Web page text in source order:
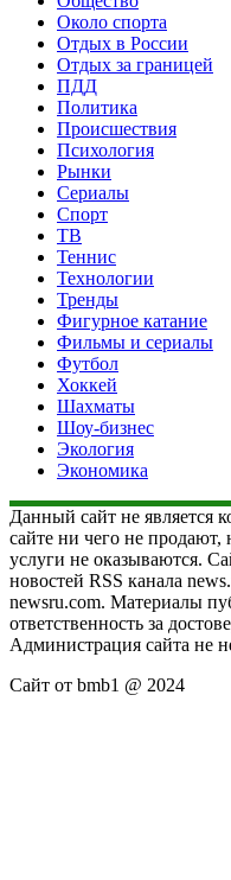
Около спорта
Отдых в России
Отдых за границей
ПДД
Политика
Происшествия
Психология
Рынки
Сериалы
Спорт
ТВ
Теннис
Технологии
Тренды
Фигурное катание
Фильмы и сериалы
Футбол
Хоккей
Шахматы
Шоу-бизнес
Экология
Экономика
Данный сайт не является
сайте ни чего не
услуги не оказываются.
новостей RSS канала
newsru.com. Материалы
ответственность за
Администрация сайта не
Сайт от bmb1 @ 2024